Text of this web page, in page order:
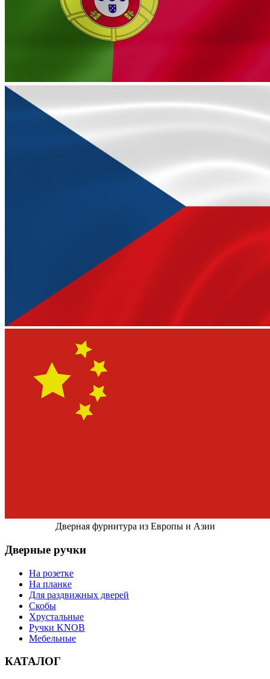
Дверная фурнитура из Европы и Азии
Дверные ручки
На розетке
На планке
Для раздвижных дверей
Скобы
Хрустальные
Ручки KNOB
Мебельные
КАТАЛОГ